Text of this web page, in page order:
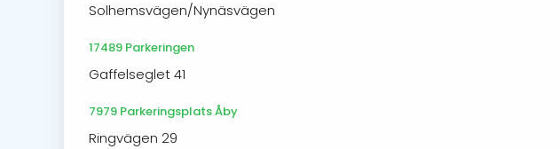
Solhemsvägen/Nynäsvägen
17489 Parkeringen
Gaffelseglet 41
7979 Parkeringsplats Åby
Ringvägen 29